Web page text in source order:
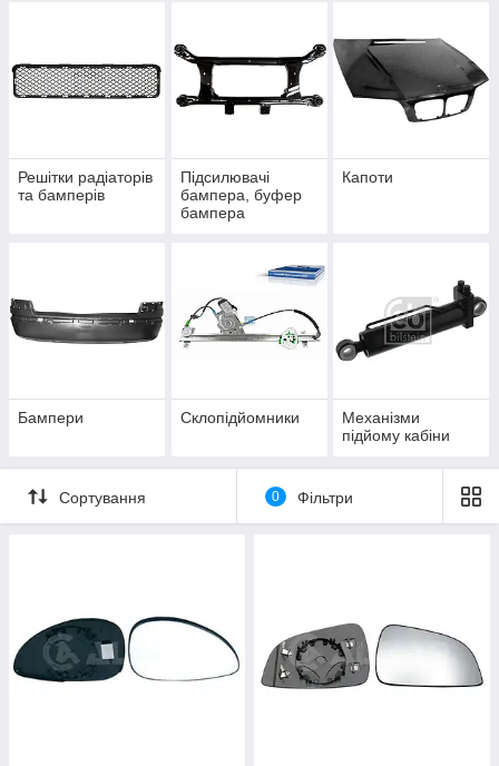
Решітки радіаторів
та бамперів
Підсилювачі
бампера, буфер
бампера
Капоти
Бампери Склопідйомники
Механізми
підйому кабіни
Сортування 0 Фільтри